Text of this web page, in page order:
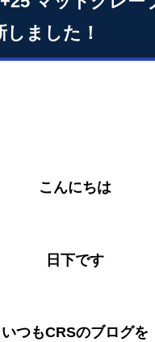
ました！
こんにちは
日下です
いつもCRSのブログを